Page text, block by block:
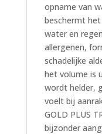
opname van
beschermt
water en
allergenen,
schadelijke
het volume is
wordt helder,
voelt bij
GOLD PLUS
bijzonder